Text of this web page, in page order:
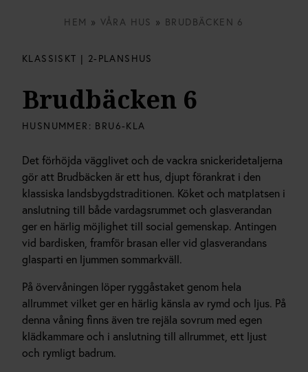
HEM » VÅRA HUS » BRUDBÄCKEN 6
KLASSISKT | 2-PLANSHUS
Brudbäcken 6
HUSNUMMER: BRU6-KLA
Det förhöjda vägglivet och de vackra snickeridetaljerna
gör att Brudbäcken är ett hus, djupt förankrat i den
klassiska landsbygdstraditionen. Köket och matplatsen i
anslutning till både vardagsrummet och glasverandan
ger en härlig möjlighet till social gemenskap. Antingen
vid bardisken, framför brasan eller vid glasverandans
glasparti en ljummen sommarkväll.
På övervåningen löper ryggåstaket genom hela
allrummet vilket ger en härlig känsla av rymd och ljus. På
denna våning finns även tre rejäla sovrum med egen
klädkammare och i anslutning till allrummet, ett ljust
och rymligt badrum.